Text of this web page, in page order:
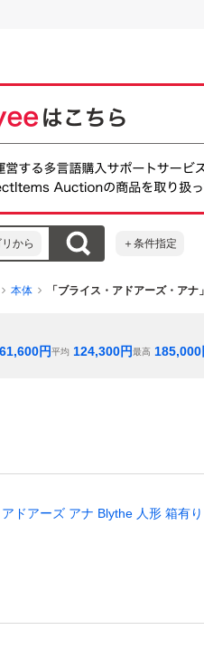
から ＋条件指定
本体 「ブライス・アドアーズ・アナ
61,600円平均 124,300円最高 185,000
ドアーズ アナ Blythe 人形 箱有